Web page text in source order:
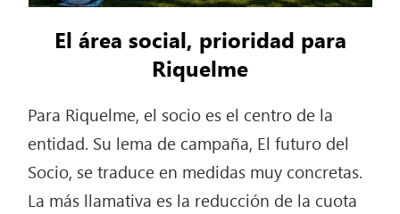
El área social, prioridad para
Riquelme
Para Riquelme, el socio es el centro de la
entidad. Su lema de campaña, El futuro del
Socio, se traduce en medidas muy concretas.
La más llamativa es la reducción de la cuota